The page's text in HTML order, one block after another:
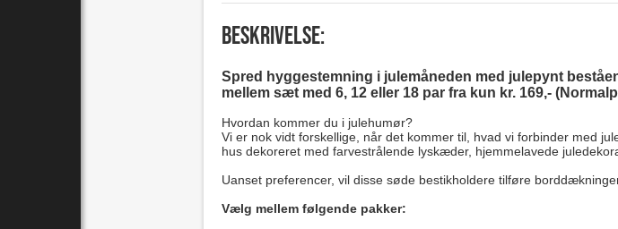
Beskrivelse:
Spred hyggestemning i julemåneden med julepynt
mellem sæt med 6, 12 eller 18 par fra kun kr. 169,-
Hvordan kommer du i julehumør?
Vi er nok vidt forskellige, når det kommer til, hvad vi forbinder med
hus dekoreret med farvestrålende lyskæder, hjemmelavede
Uanset preferencer, vil disse søde bestikholdere tilføre
Vælg mellem følgende pakker: